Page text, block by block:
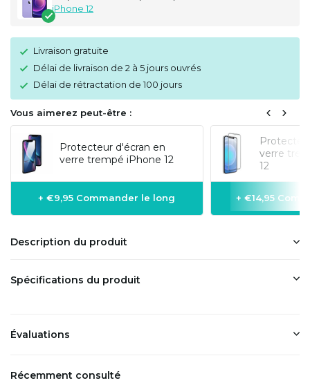
iPhone 12
Livraison gratuite
Délai de livraison de 2 à 5 jours ouvrés
Délai de rétractation de 100 jours
Vous aimerez peut-être :
Protecteur d'écran en
verre trempé iPhone 12
+ €9,95 Commander le long
verre
12
+ €14,95
Description du produit
Spécifications du produit
Évaluations
Récemment consulté